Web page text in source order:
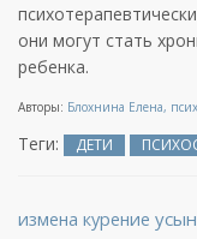
они могут стать
ребенка.
Авторы: Блохнина Елена,
Теги: ДЕТИ
измена курение